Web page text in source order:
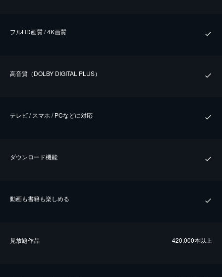
フルHD画質 / 4K画質
⾼⾳質（DOLBY DIGITAL PLUS）
テレビ / スマホ / PCなどに対応
ダウンロード機能
動画も書籍も楽しめる
⾒放題作品 420,000本以上